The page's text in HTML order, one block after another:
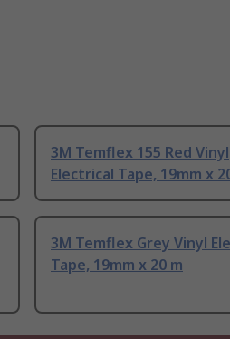
3M Temflex 155 Red Vinyl
Electrical Tape, 19mm x
3M Temflex Grey Vinyl
Tape, 19mm x 20 m